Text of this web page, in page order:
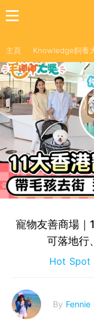
主頁 Knowledge飼養
寵物友善商場｜
可落地行
Hot Spot
By Fennie